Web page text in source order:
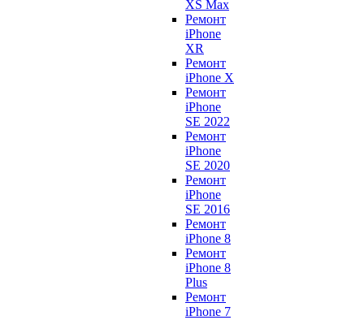
XS Max
Ремонт
iPhone
XR
Ремонт
iPhone X
Ремонт
iPhone
SE 2022
Ремонт
iPhone
SE 2020
Ремонт
iPhone
SE 2016
Ремонт
iPhone 8
Ремонт
iPhone 8
Plus
Ремонт
iPhone 7